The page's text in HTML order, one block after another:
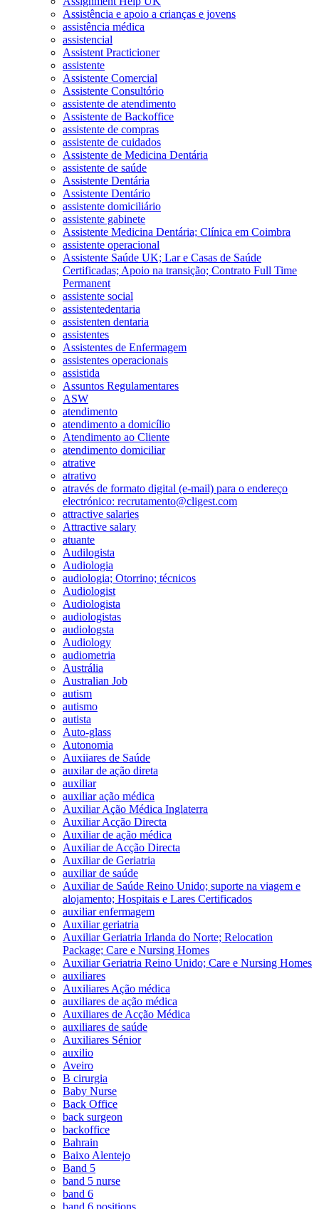
Assistência e apoio a crianças e jovens
assistência médica
assistencial
Assistent Practicioner
assistente
Assistente Comercial
Assistente Consultório
assistente de atendimento
Assistente de Backoffice
assistente de compras
assistente de cuidados
Assistente de Medicina Dentária
assistente de saúde
Assistente Dentária
Assistente Dentário
assistente domiciliário
assistente gabinete
Assistente Medicina Dentária; Clínica em Coimbra
assistente operacional
Assistente Saúde UK; Lar e Casas de Saúde
Certificadas; Apoio na transição; Contrato Full Time
Permanent
assistente social
assistentedentaria
assistenten dentaria
assistentes
Assistentes de Enfermagem
assistentes operacionais
assistida
Assuntos Regulamentares
ASW
atendimento
atendimento a domicílio
Atendimento ao Cliente
atendimento domiciliar
atrative
atrativo
através de formato digital (e-mail) para o endereço
electrónico: recrutamento@cligest.com
attractive salaries
Attractive salary
atuante
Audilogista
Audiologia
audiologia; Otorrino; técnicos
Audiologist
Audiologista
audiologistas
audiologsta
Audiology
audiometria
Austrália
Australian Job
autism
autismo
autista
Auto-glass
Autonomia
Auxiiares de Saúde
auxilar de ação direta
auxiliar
auxiliar ação médica
Auxiliar Ação Médica Inglaterra
Auxiliar Acção Directa
Auxiliar de ação médica
Auxiliar de Acção Directa
Auxiliar de Geriatria
auxiliar de saúde
Auxiliar de Saúde Reino Unido; suporte na viagem e
alojamento; Hospitais e Lares Certificados
auxiliar enfermagem
Auxiliar geriatria
Auxiliar Geriatria Irlanda do Norte; Relocation
Package; Care e Nursing Homes
Auxiliar Geriatria Reino Unido; Care e Nursing Homes
auxiliares
Auxiliares Ação médica
auxiliares de ação médica
Auxiliares de Acção Médica
auxiliares de saúde
Auxiliares Sénior
auxilio
Aveiro
B cirurgia
Baby Nurse
Back Office
back surgeon
backoffice
Bahrain
Baixo Alentejo
Band 5
band 5 nurse
band 6
band 6 positions